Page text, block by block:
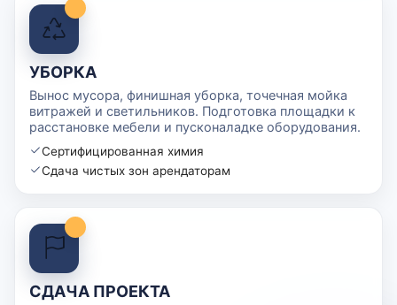
УБОРКА
Вынос мусора, финишная уборка, точечная мойка
витражей и светильников. Подготовка площадки к
расстановке мебели и пусконаладке оборудования.
Сертифицированная химия
Сдача чистых зон арендаторам
СДАЧА ПРОЕКТА